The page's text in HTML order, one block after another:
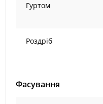
Гуртом
Роздріб
Фасування